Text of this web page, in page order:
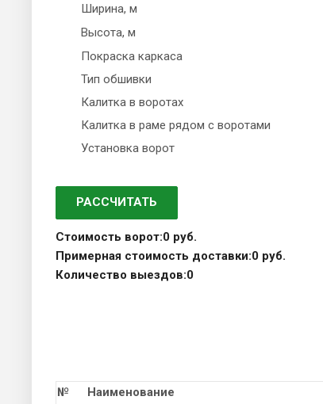
Ширина, м
Высота, м
Покраска каркаса
Тип обшивки
Калитка в воротах
Калитка в раме рядом с воротами
Установка ворот
РАССЧИТАТЬ
Стоимость ворот:0 руб.
Примерная стоимость доставки:0 руб.
Количество выездов:0
№ Наименование